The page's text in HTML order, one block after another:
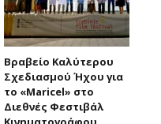
Βραβείο Καλύτερου
Σχεδιασμού Ήχου για
το «Maricel» στο
Διεθνές Φεστιβάλ